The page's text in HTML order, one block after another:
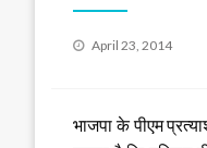
Posted
April 23, 2014
भाजपा के पीएम